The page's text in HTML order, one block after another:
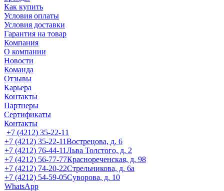
Как купить
Условия оплаты
Условия доставки
Гарантия на товар
Компания
О компании
Новости
Команда
Отзывы
Карьера
Контакты
Партнеры
Сертификаты
Контакты
+7 (4212) 35-22-11
+7 (4212) 35-22-11Вострецова, д. 6
+7 (4212) 76-44-11Льва Толстого, д. 2
+7 (4212) 56-77-77Краснореченская, д. 98
+7 (4212) 74-20-22Стрельникова, д. 6а
+7 (4212) 54-59-05Суворова, д. 10
WhatsApp